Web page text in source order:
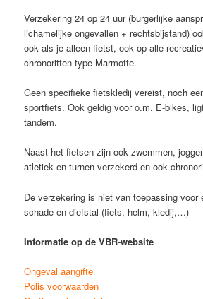
Verzekering 24 op 24 uur (burgerlijke
lichamelijke ongevallen + rechtsbijstand)
ook als je alleen fietst, ook op alle
chronoritten type Marmotte.
Geen specifieke fietskledij vereist, noch
sportfiets. Ook geldig voor o.m. E-bikes,
tandem.
Naast het fietsen zijn ook zwemmen,
atletiek en turnen verzekerd en ook
De verzekering is niet van toepassing voor
schade en diefstal (fiets, helm, kledij,…)
Informatie op de VBR-website
Ongeval aangifte
Polis voorwaarden